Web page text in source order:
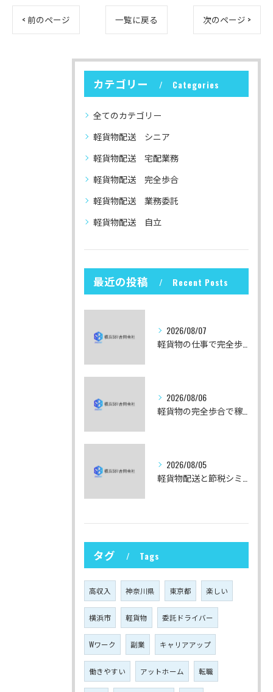
< 前のページ 一覧に戻る 次のページ >
カテゴリー Categories
全てのカテゴリー
軽貨物配送 シニア
軽貨物配送 宅配業務
軽貨物配送 完全歩合
軽貨物配送 業務委託
軽貨物配送 自立
最近の投稿 Recent Posts
2026/08/07
2026/08/06
2026/08/05
タグ Tags
高収入 神奈川県 東京都 楽しい
横浜市 軽貨物 委託ドライバー
Wワーク 副業 キャリアアップ
働きやすい アットホーム 転職